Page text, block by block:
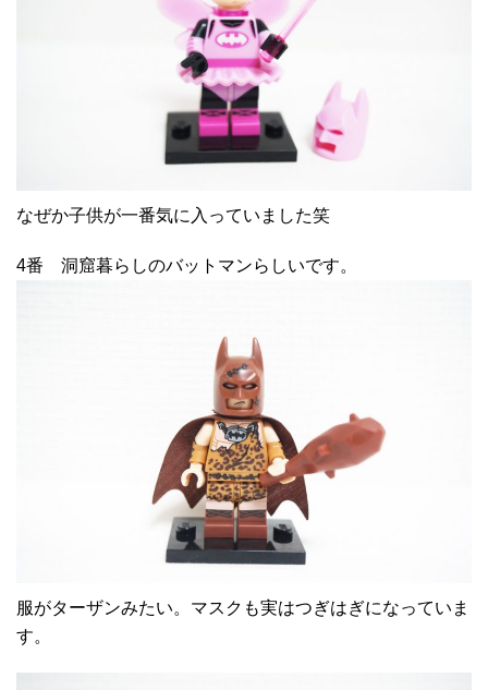
なぜか子供が一番気に入っていました笑
4番 洞窟暮らしのバットマンらしいです。
服がターザンみたい。マスクも実はつぎはぎになっていま
す。